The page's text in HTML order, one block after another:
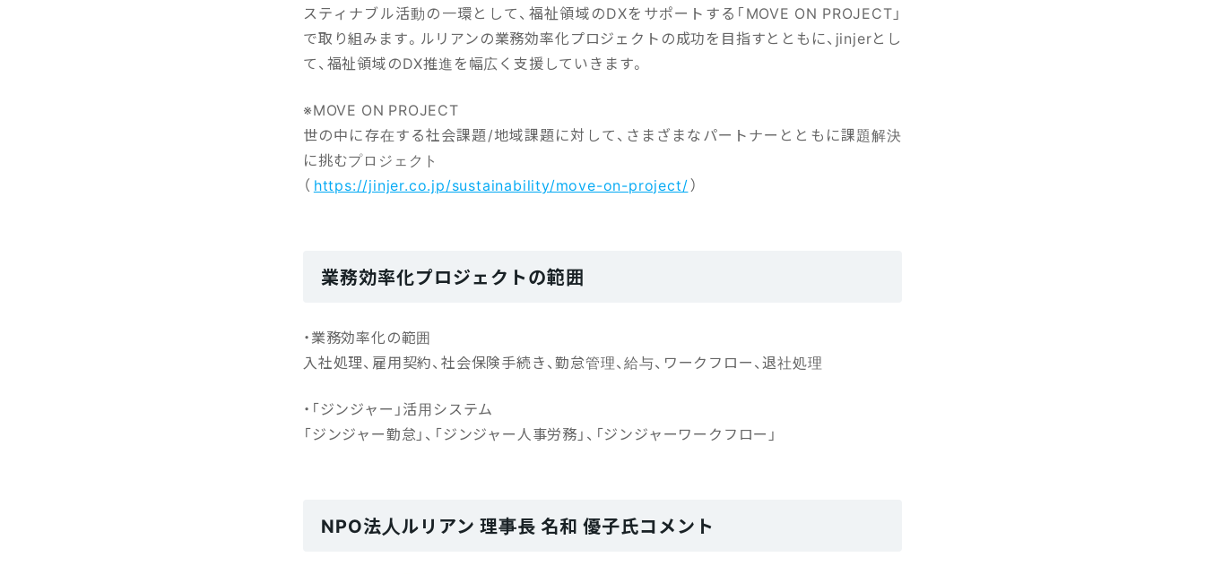
スティナブル活動の一環として、福祉領域のDXをサポートする「MOVE ON PROJECT」
で取り組みます。ルリアンの業務効率化プロジェクトの成功を目指すとともに、jinjerとし
て、福祉領域のDX推進を幅広く支援していきます。
※MOVE ON PROJECT
世の中に存在する社会課題/地域課題に対して、さまざまなパートナーとともに課題解決
に挑むプロジェクト
（ https://jinjer.co.jp/sustainability/move-on-project/）
業務効率化プロジェクトの範囲
・業務効率化の範囲
入社処理、雇用契約、社会保険手続き、勤怠管理、給与、ワークフロー、退社処理
・「ジンジャー」活用システム
「ジンジャー勤怠」、「ジンジャー人事労務」、「ジンジャーワークフロー」
NPO法人ルリアン 理事長 名和 優子氏コメント